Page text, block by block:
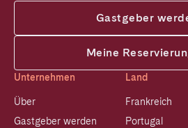
Gastgeber
Meine
Unternehmen
Über
Gastgeber werden
Land
Frankreich
Portugal